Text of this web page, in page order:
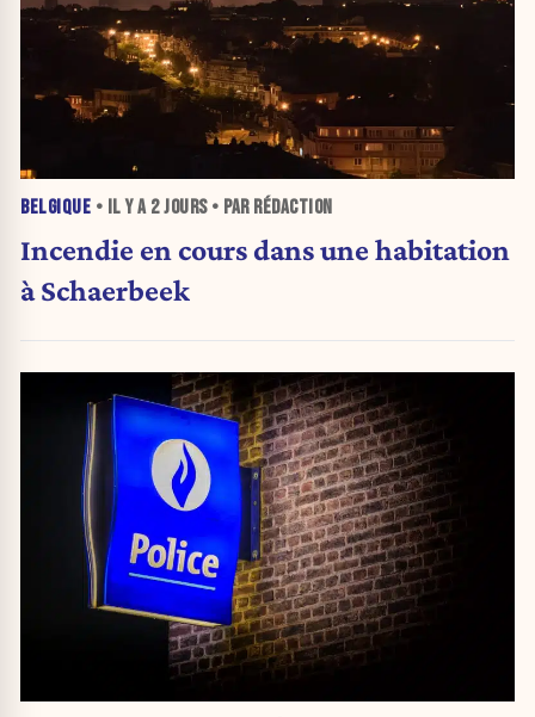
BELGIQUE • IL Y A 2 JOURS• PAR RÉDACTION
Incendie en cours dans une habitation
à Schaerbeek